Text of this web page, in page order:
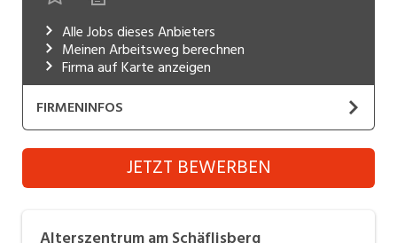
Industrie, Maschinenbau, Anlagenbau,
Produktion
Informatik, Telekommunikation
Kaufm. Berufe, Kundendienst, Verwaltung
Körperpflege, Wellness
Marketing, Kommunikation, Medien, Druck
Alle Jobs dieses Anbieters
Meinen Arbeitsweg berechnen
Firma auf Karte anzeigen
FIRMENINFOS
Alterszentrum am Schäflisberg
Alterszentrum am Schäflisberg
JETZT BEWERBEN